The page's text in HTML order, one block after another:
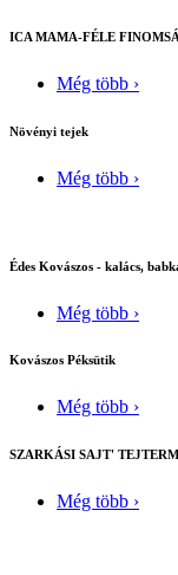
ICA MAMA-FÉLE
Még több ›
Növényi tejek
Még több ›
Édes Kovászos - kalács,
Még több ›
Kovászos Péksütik
Még több ›
SZARKÁSI SAJT'
Még több ›